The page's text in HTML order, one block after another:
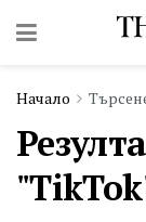
Начало